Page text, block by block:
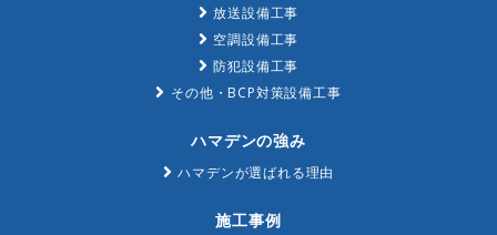
放送設備工事
空調設備工事
防犯設備工事
その他・BCP対策設備工事
ハマデンの強み
ハマデンが選ばれる理由
施工事例